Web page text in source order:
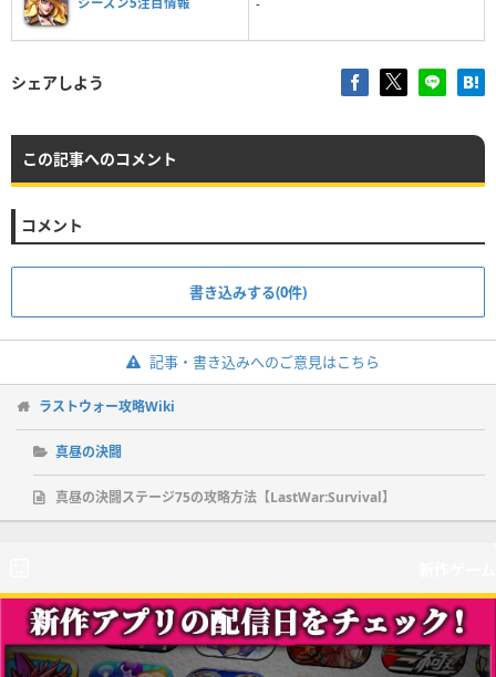
-
シェアしよう
この記事へのコメント
コメント
書き込みする(0件)
記事・書き込みへのご意見はこちら
ラストウォー攻略Wiki
真昼の決闘
真昼の決闘ステージ75の攻略方法【LastWar:Survival】